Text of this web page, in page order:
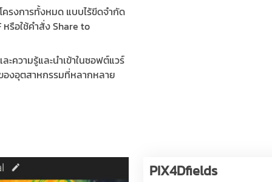
รงการทั้งหมด แบบไร้ขีดจำกัด
หรือใช้คำสั่ง Share to
ความรู้และนำเข้าในซอฟต์แวร์
งอุตสาหกรรมที่หลากหลาย
PIX4Dfields